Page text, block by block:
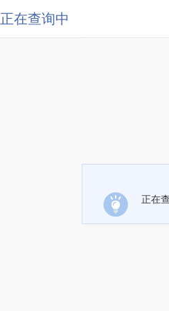
正在查询中
正在